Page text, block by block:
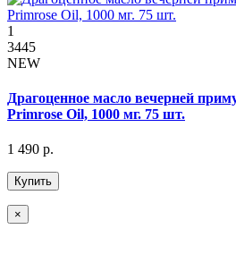
1
3445
NEW
Драгоценное масло вечерней
Primrose Oil, 1000 мг. 75 шт.
1 490 р.
Купить
×